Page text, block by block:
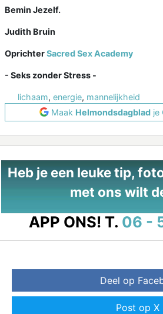
Bemin Jezelf.
Judith Bruin
OprichterSacred Sex Academy
- Seks zonder Stress -
lichaam, energie, mannelijkheid
Maak Helmondsdagbladje
Heb je een leuke tip,
met ons wilt
APP ONS! T. 06 -
Deel op
Post op X